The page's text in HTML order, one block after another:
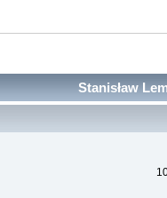
Stanisław